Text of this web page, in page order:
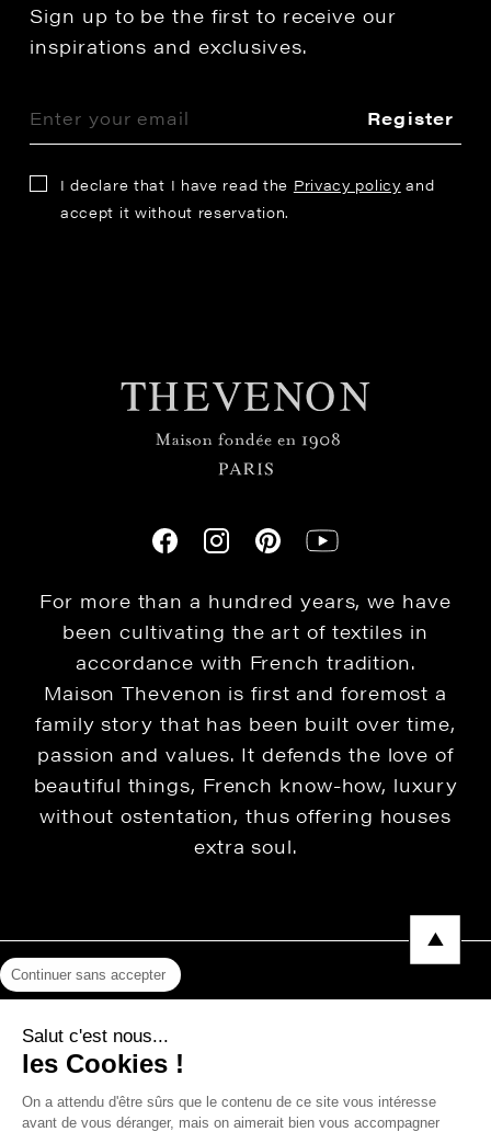
Sign up to be the first to receive our
inspirations and exclusives.
Register
I declare that I have read the Privacy policy and
accept it without reservation.
For more than a hundred years, we have
been cultivating the art of textiles in
accordance with French tradition.
Maison Thevenon is first and foremost a
family story that has been built over time,
passion and values. It defends the love of
beautiful things, French know-how, luxury
without ostentation, thus offering houses
extra soul.
Privacy Policy
Press area
Continuer sans accepter
Salut c'est nous...
les Cookies !
On a attendu d'être sûrs que le contenu de ce site vous intéresse
avant de vous déranger, mais on aimerait bien vous accompagner